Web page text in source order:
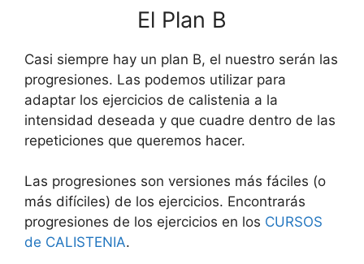
El Plan B
Casi siempre hay un plan B, el nuestro serán las
progresiones. Las podemos utilizar para
adaptar los ejercicios de calistenia a la
intensidad deseada y que cuadre dentro de las
repeticiones que queremos hacer.
Las progresiones son versiones más fáciles (o
más difíciles) de los ejercicios. Encontrarás
progresiones de los ejercicios en los CURSOS
de CALISTENIA.